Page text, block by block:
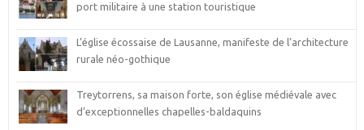
port militaire à une station touristique
L’église écossaise de Lausanne, manifeste de l’architecture
rurale néo-gothique
Treytorrens, sa maison forte, son église médiévale avec
d’exceptionnelles chapelles-baldaquins